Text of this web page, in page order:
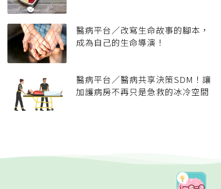
醫病平台／改寫生命故事的腳本，
成為自己的生命導演！
醫病平台／醫病共享決策SDM！讓
加護病房不再只是急救的冰冷空間